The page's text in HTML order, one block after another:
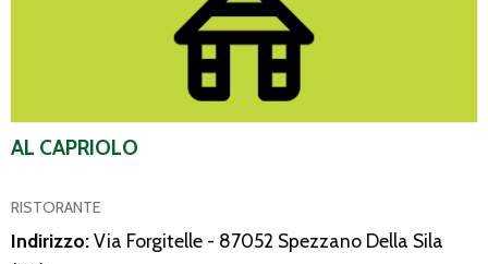
AL CAPRIOLO
RISTORANTE
Indirizzo:Via Forgitelle - 87052 Spezzano Della Sila